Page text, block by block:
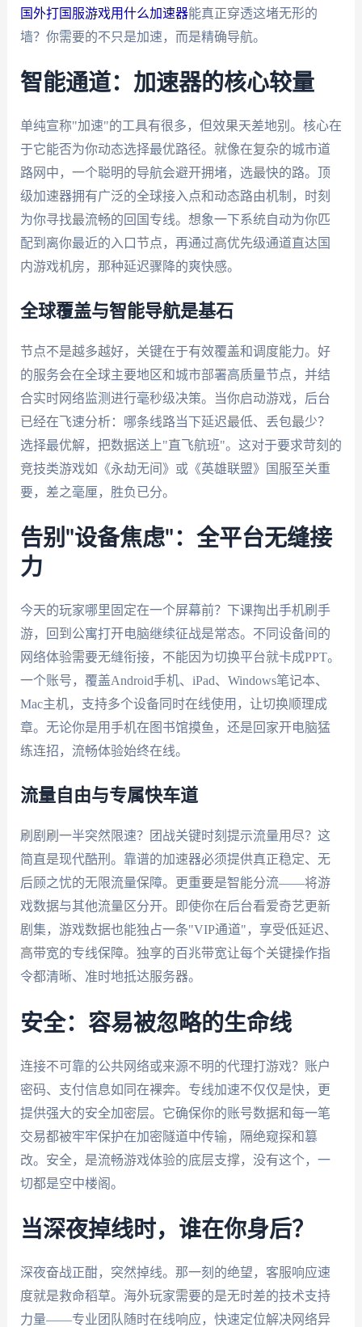
国外打国服游戏用什么加速器能真正穿透这堵无形的
墙？你需要的不只是加速，而是精确导航。
智能通道：加速器的核心较量
单纯宣称"加速"的工具有很多，但效果天差地别。核心在
于它能否为你动态选择最优路径。就像在复杂的城市道
路网中，一个聪明的导航会避开拥堵，选最快的路。顶
级加速器拥有广泛的全球接入点和动态路由机制，时刻
为你寻找最流畅的回国专线。想象一下系统自动为你匹
配到离你最近的入口节点，再通过高优先级通道直达国
内游戏机房，那种延迟骤降的爽快感。
全球覆盖与智能导航是基石
节点不是越多越好，关键在于有效覆盖和调度能力。好
的服务会在全球主要地区和城市部署高质量节点，并结
合实时网络监测进行毫秒级决策。当你启动游戏，后台
已经在飞速分析：哪条线路当下延迟最低、丢包最少？
选择最优解，把数据送上"直飞航班"。这对于要求苛刻的
竞技类游戏如《永劫无间》或《英雄联盟》国服至关重
要，差之毫厘，胜负已分。
告别"设备焦虑"：全平台无缝接
力
今天的玩家哪里固定在一个屏幕前？下课掏出手机刷手
游，回到公寓打开电脑继续征战是常态。不同设备间的
网络体验需要无缝衔接，不能因为切换平台就卡成PPT。
一个账号，覆盖Android手机、iPad、Windows笔记本、
Mac主机，支持多个设备同时在线使用，让切换顺理成
章。无论你是用手机在图书馆摸鱼，还是回家开电脑猛
练连招，流畅体验始终在线。
流量自由与专属快车道
刷剧刷一半突然限速？团战关键时刻提示流量用尽？这
简直是现代酷刑。靠谱的加速器必须提供真正稳定、无
后顾之忧的无限流量保障。更重要是智能分流——将游
戏数据与其他流量区分开。即使你在后台看爱奇艺更新
剧集，游戏数据也能独占一条"VIP通道"，享受低延迟、
高带宽的专线保障。独享的百兆带宽让每个关键操作指
令都清晰、准时地抵达服务器。
安全：容易被忽略的生命线
连接不可靠的公共网络或来源不明的代理打游戏？账户
密码、支付信息如同在裸奔。专线加速不仅仅是快，更
提供强大的安全加密层。它确保你的账号数据和每一笔
交易都被牢牢保护在加密隧道中传输，隔绝窥探和篡
改。安全，是流畅游戏体验的底层支撑，没有这个，一
切都是空中楼阁。
当深夜掉线时，谁在你身后？
深夜奋战正酣，突然掉线。那一刻的绝望，客服响应速
度就是救命稻草。海外玩家需要的是无时差的技术支持
力量——专业团队随时在线响应，快速定位解决网络异